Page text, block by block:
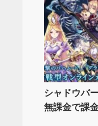
シャドウバ
無課金で課